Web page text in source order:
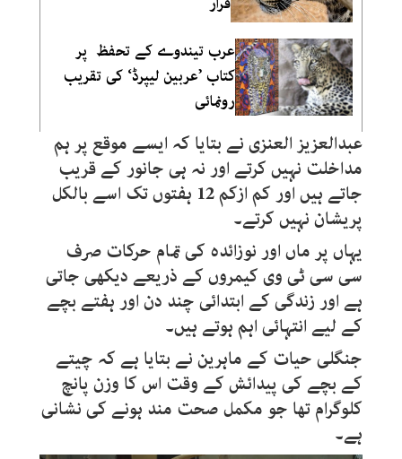
عرب تیندوے کے تحفظ پر
کتاب ’عربین لیپرڈ‘ کی تقریب
رونمائی
عبدالعزیز العنزی نے بتایا کہ ایسے موقع پر ہم
مداخلت نہیں کرتے اور نہ ہی جانور کے قریب
جاتے ہیں اور کم ازکم 12 ہفتوں تک اسے بالکل
پریشان نہیں کرتے۔
یہاں پر ماں اور نوزائدہ کی تمام حرکات صرف
سی سی ٹی وی کیمروں کے ذریعے دیکھی جاتی
ہے اور زندگی کے ابتدائی چند دن اور ہفتے بچے
کے لیے انتہائی اہم ہوتے ہیں۔
جنگلی حیات کے ماہرین نے بتایا ہے کہ چیتے
کے بچے کی پیدائش کے وقت اس کا وزن پانچ
کلوگرام تھا جو مکمل صحت مند ہونے کی نشانی
ہے۔